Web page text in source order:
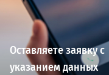
Оставляете заявку с
указанием данных